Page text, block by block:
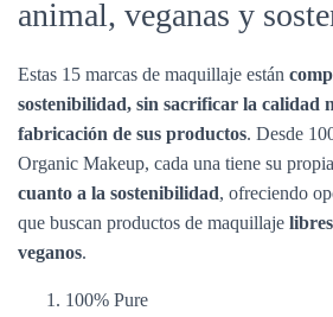
animal, veganas y
Estas 15 marcas de maquillaje están
sostenibilidad, sin sacrificar la calidad
fabricación de sus productos. Desde
Organic Makeup, cada una tiene su propia
cuanto a la sostenibilidad, ofreciendo
que buscan productos de maquillaje
veganos.
100% Pure